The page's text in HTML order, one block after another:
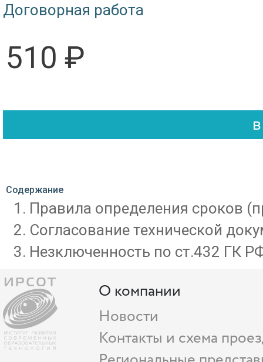
Договорная работа
510 ₽
Содержание
Правила определения сроков
Согласование технической
Незключенность по ст.432 ГК
О компании
Новости
Контакты и схема